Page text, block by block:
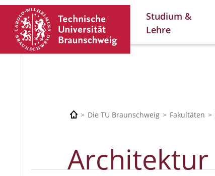
Studium &
Lehre
Die TU Braunschweig Fakultäten
Architektur